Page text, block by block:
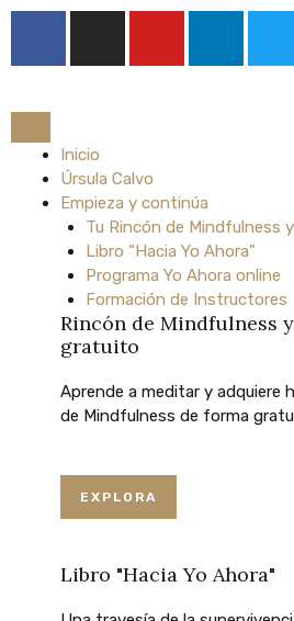
e
o
o
k
g
r
a
m
n
Inicio
Úrsula Calvo
Empieza y continúa
Tu Rincón de Mindfulness
Libro “Hacia Yo Ahora”
Programa Yo Ahora online
Formación de Instructores
Rincón de Mindfulness
gratuito
Aprende a meditar y adquiere
de Mindfulness de forma
EXPLORA
Libro "Hacia Yo Ahora"